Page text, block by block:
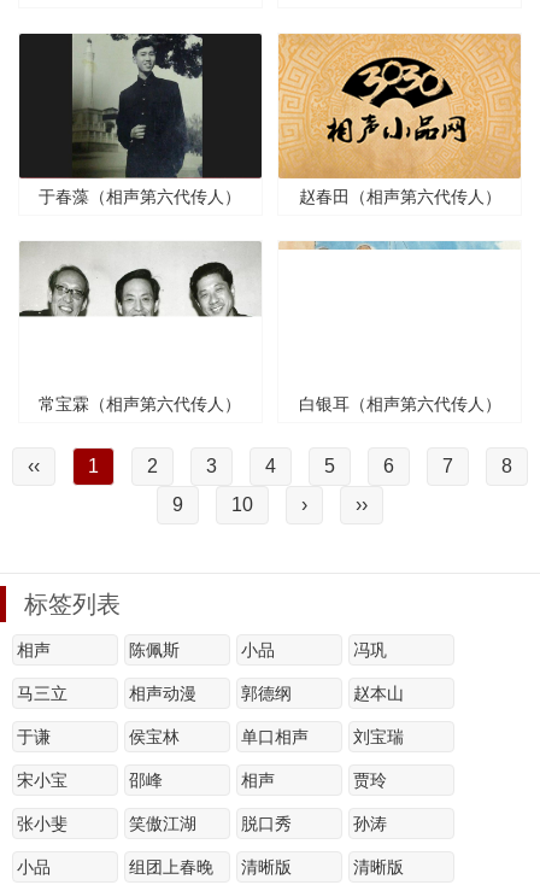
于春藻（相声第六代传人） 赵春田（相声第六代传人）
常宝霖（相声第六代传人） 白银耳（相声第六代传人）
‹‹ 1 2 3 4 5 6 7
8
9
10 › ››
标签列表
相声 陈佩斯 小品 冯巩
马三立 相声动漫 郭德纲 赵本山
于谦 侯宝林 单口相声 刘宝瑞
宋小宝 邵峰 相声 贾玲
张小斐 笑傲江湖 脱口秀 孙涛
小品 组团上春晚 清晰版 清晰版